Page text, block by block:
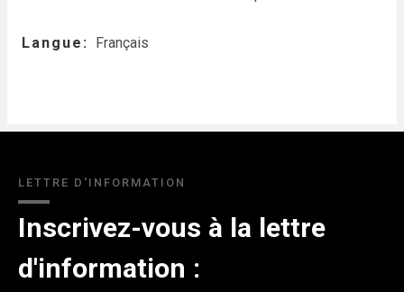
Langue Français
LETTRE D'INFORMATION
Inscrivez-vous à la lettre
d'information :